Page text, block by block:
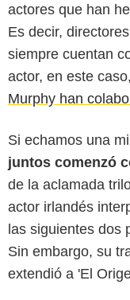
actores que han
Es decir,
siempre cuentan
actor, en este caso,
Murphy han
Si echamos una
juntos comenzó
de la aclamada
actor irlandés
las siguientes dos
Sin embargo, su
extendió a 'El